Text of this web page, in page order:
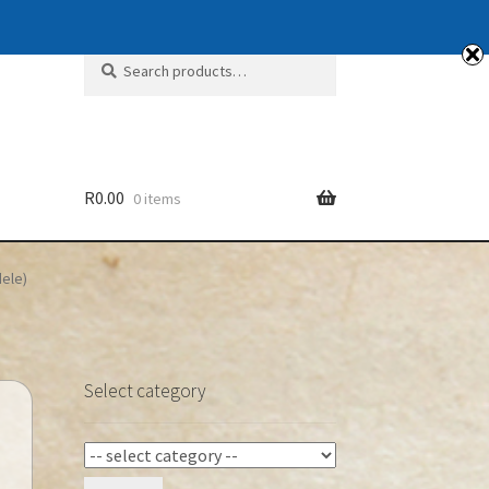
Search
for:
Search
R0.00 0 items
Select category